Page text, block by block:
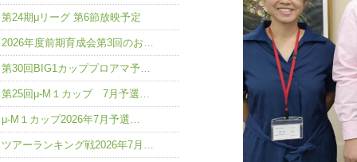
第24期μリーグ 第6節放映予定
2026年度前期育成会第3回のお…
第30回BIG1カッププロアマ予…
第25回μ-M１カップ 7月予選…
μ-M１カップ2026年7月予選…
ツアーランキング戦2026年7月…